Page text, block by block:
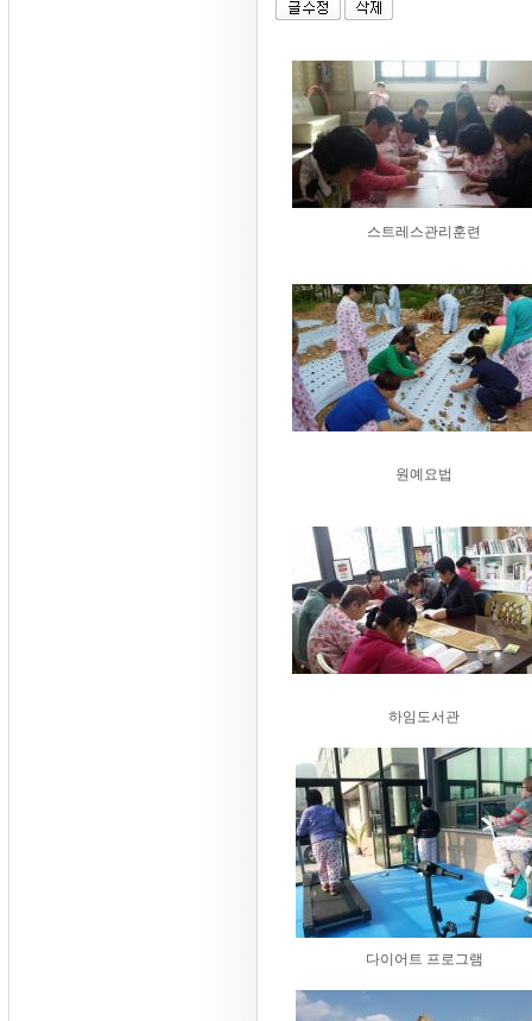
스트레스관리훈련
원예요법
하임도서관
다이어트 프로그램